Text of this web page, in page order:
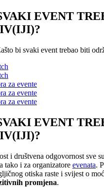
EVENT
bi svaki event trebao biti
EVENT
i društvena odgovornost sve
tako i za organizatore evenata.
otiska raste i svijest o
promjena.